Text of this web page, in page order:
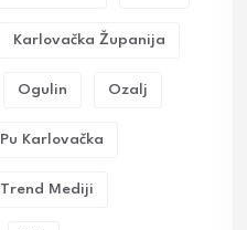
Karlovačka Županija
Ogulin Ozalj
Pu Karlovačka
Trend Mediji